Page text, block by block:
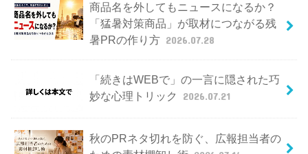
商品名を外してもニュースになるか？
「猛暑対策商品」が取材につながる残
暑PRの作り方 2026.07.28
「続きはWEBで」の一言に隠された巧
妙な心理トリック
2026.07.21
秋のPRネタ切れを防ぐ、広報担当者の